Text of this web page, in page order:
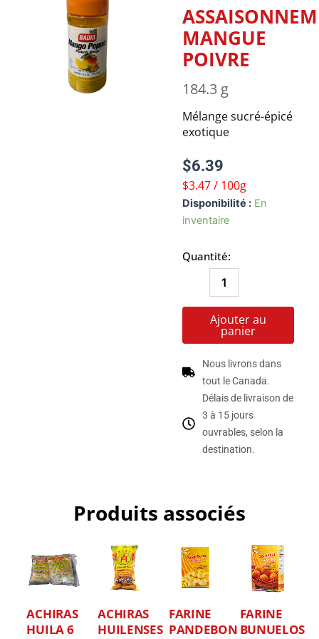
MANGUE
POIVRE
184.3 g
Mélange sucré-épicé
exotique
$6.39
$3.47 / 100g
Disponibilité : En
inventaire
Quantité:
quantité
de
POIVRE
Ajouter au
panier
Nous livrons dans
tout le Canada.
Délais de livraison de
3 à 15 jours
ouvrables, selon la
destination.
Produits associés
ACHIRAS
HUILA 6
ACHIRAS
HUILENSES
FARINE
PANDEBONO
FARINE
BUNUELOS